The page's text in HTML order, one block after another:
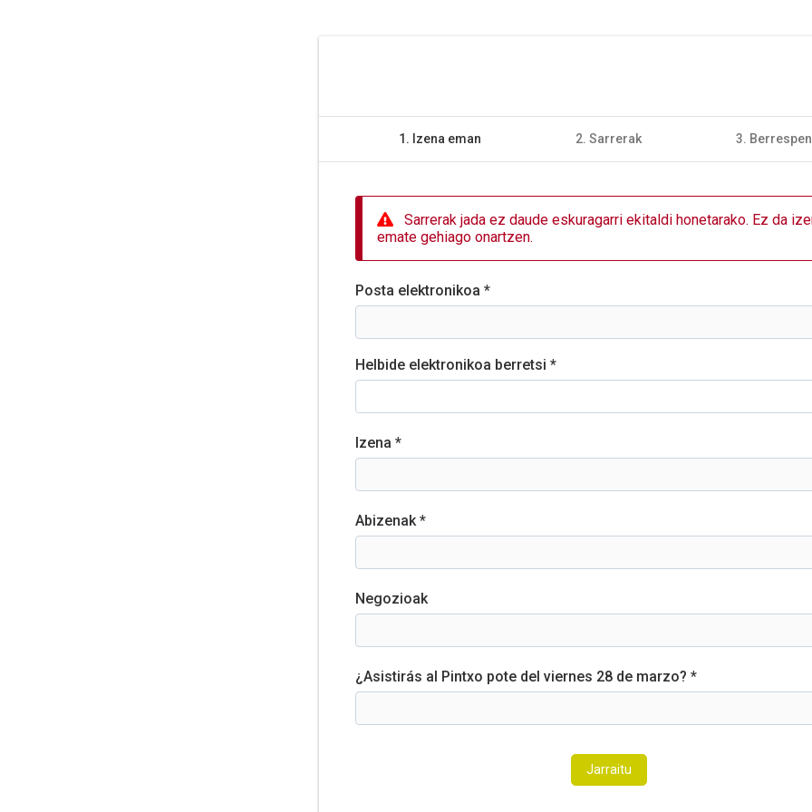
1. Izena eman 2. Sarrerak 3.
Sarrerak jada ez daude eskuragarri ekitaldi honetarako. Ez da
emate gehiago onartzen.
Posta elektronikoa *
Helbide elektronikoa berretsi *
Izena *
Abizenak *
Negozioak
¿Asistirás al Pintxo pote del viernes 28 de marzo? *
Jarraitu